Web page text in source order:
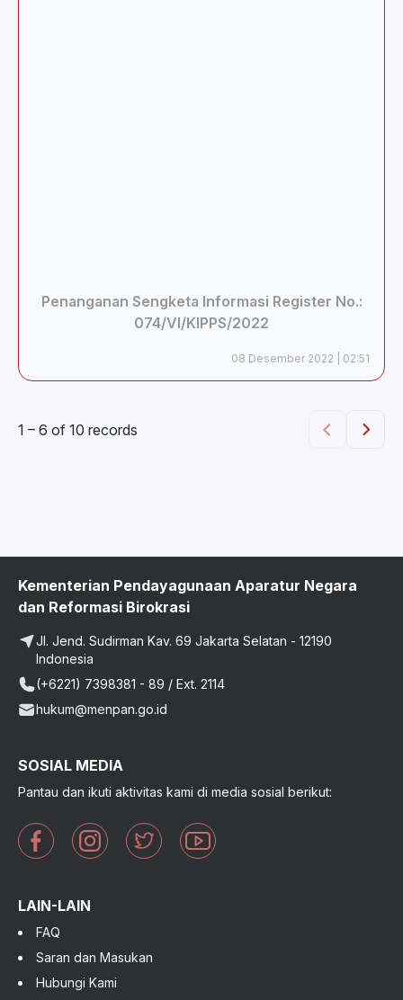
Penanganan Sengketa Informasi Register No.:
074/VI/KIPPS/2022
08 Desember 2022 | 02:51
1 – 6 of 10 records
Kementerian Pendayagunaan Aparatur Negara
dan Reformasi Birokrasi
Jl. Jend. Sudirman Kav. 69 Jakarta Selatan - 12190
Indonesia
(+6221) 7398381 - 89 / Ext. 2114
hukum@menpan.go.id
SOSIAL MEDIA
Pantau dan ikuti aktivitas kami di media sosial berikut:
LAIN-LAIN
FAQ
Saran dan Masukan
Hubungi Kami